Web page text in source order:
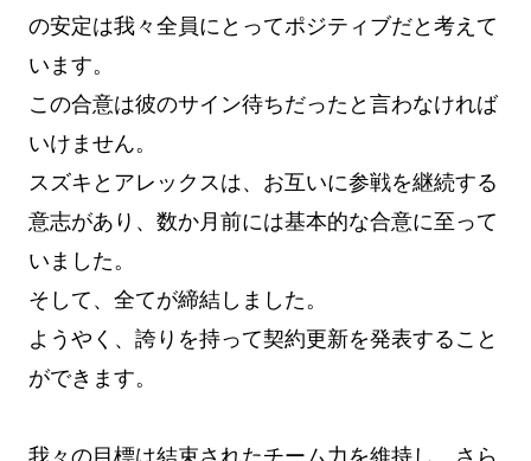
の安定は我々全員にとってポジティブだと考えて
います。
この合意は彼のサイン待ちだったと言わなければ
いけません。
スズキとアレックスは、お互いに参戦を継続する
意志があり、数か月前には基本的な合意に至って
いました。
そして、全てが締結しました。
ようやく、誇りを持って契約更新を発表すること
ができます。
我々の目標は結束されたチーム力を維持し、さら